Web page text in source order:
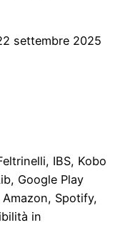
settembre 2025
IBS, Kobo
Google Play
Spotify,
in